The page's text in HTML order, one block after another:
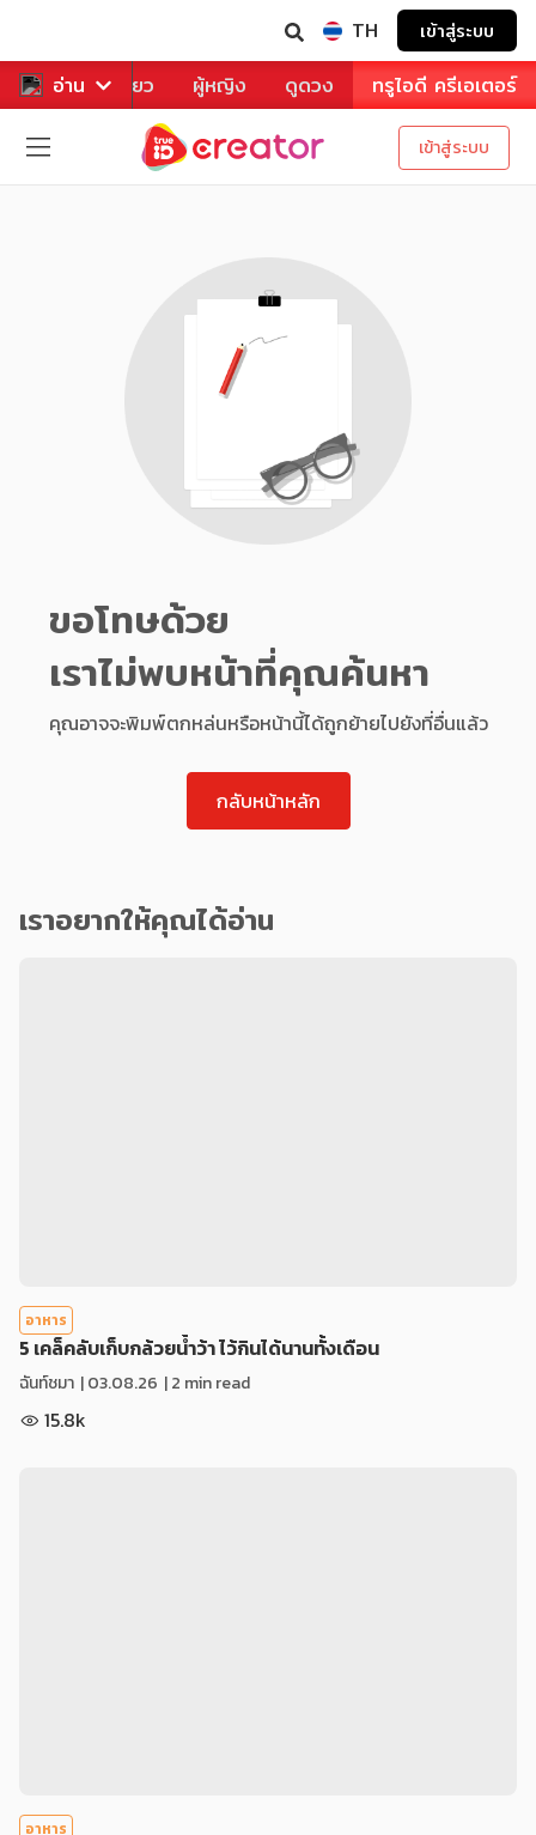
TH เข้าสู่ระบบ
อ่าน
หาร ท่องเที่ยว ผู้หญิง ดูดวง ทรูไอดี ครีเอเตอร์
เข้าสู่ระบบ
ขอโทษด้วย
เราไม่พบหน้าที่คุณค้นหา
คุณอาจจะพิมพ์ตกหล่นหรือหน้านี้ได้ถูกย้ายไปยังที่อื่นแล้ว
กลับหน้าหลัก
เราอยากให้คุณได้อ่าน
อาหาร
5 เคล็คลับเก็บกล้วยน้ำว้า ไว้กินได้นานทั้งเดือน
ฉันท์ชมา |03.08.26 | 2 min read
15.8k
อาหาร